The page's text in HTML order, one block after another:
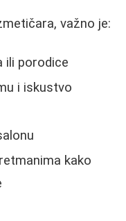
važno je:
ili porodice
i iskustvo
kako